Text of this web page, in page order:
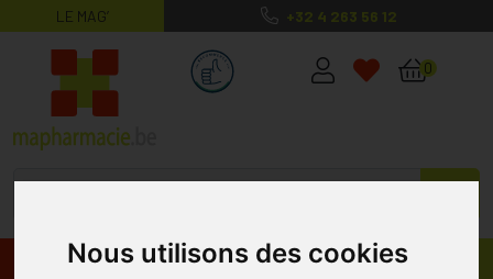
Nous utilisons des cookies
LE MAG’ +32 4 263 56 12
MaPharmacie.be ma santé, mes
0
Promos Produits